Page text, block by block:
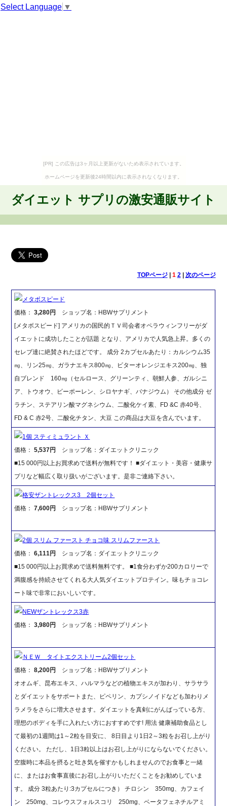
Select Language ▼
[PR] この広告は3ヶ月以上更新がないため表示されています。
ホームページを更新後24時間以内に表示されなくなります。
ダイエット サプリの激安通販サイト
TOPページ| 1 2| 次のページ
メタボスピード
価格：3,280円
ショップ名：HBWサプリメント
[メタボスピード] アメリカの国民的ＴＶ司会者オペラウィンフリーがダ
イエットに成功したことが話題 となり、アメリカで人気急上昇。多くの
セレブ達に絶賛されたほどです。 成分 2カプセルあたり：カルシウム35
㎎、リン25㎎、ガラナエキス800㎎、ビターオレンジエキス200㎎、独
自ブレンド 160㎎（セルロース、グリーンティ、朝鮮人参、ガルシニ
ア、トウオウ、ビーポーレン、シロヤナギ、バナジウム） その他成分 ゼ
ラチン、ステアリン酸マグネシウム、二酸化ケイ素、FD &C 赤40号、
FD & C 赤2号、二酸化チタン、大豆 この商品は大豆を含んでいます。
1個 スティミュラント Ｘ
価格：5,537円
ショップ名：ダイエットクリニック
■15 000円以上お買求めで送料が無料です！ ■ダイエット・美容・健康サ
プリなど幅広く取り扱いがございます。是非ご連絡下さい。
格安ザントレックス3 2個セット
価格：7,600円 ショップ名：HBWサプリメント
2個 スリム ファースト チョコ味 スリムファースト
価格：6,111円
ショップ名：ダイエットクリニック
■15 000円以上お買求めで送料無料です。 ■1食分わずか200カロリーで
満腹感を持続させてくれる大人気ダイエットプロテイン。味もチョコレ
ート味で非常においしいです。
NEWザントレックス3赤
価格：3,980円 ショップ名：HBWサプリメント
ＮＥＷ タイトエクストリーム2個セット
価格：8,200円
ショップ名：HBWサプリメント
オオムギ、昆布エキス、ハルマラなどの植物エキスが加わり、サラサラ
とダイエットをサポートまた、ピペリン、カプシノイドなども加わりメ
ラメラをさらに増大させます。ダイエットを真剣にがんばっている方、
理想のボディを手に入れたい方におすすめです! 用法 健康補助食品とし
て最初の1週間は1～2粒を目安に、 8日目より1日2～3粒をお召し上がり
ください。 ただし、1日3粒以上はお召し上がりにならないでください。
空腹時に本品を摂ると吐き気を催すかもしれませんのでお食事と一緒
に、またはお食事直後にお召し上がりいただくことをお勧めしていま
す。 成分 3粒あたり:3カプセルにつき） チロシン 350mg、カフェイ
ン 250mg、コレウスフォルスコリ 250mg、ベータフェネチルアミ